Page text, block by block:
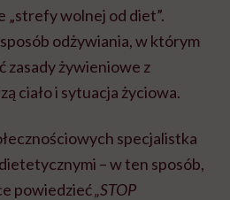
„strefy wolnej od diet”.
odżywiania, w którym
zasady żywieniowe z
ciało i sytuacja życiowa.
specjalistka
– w ten sposób,
powiedzieć„STOP